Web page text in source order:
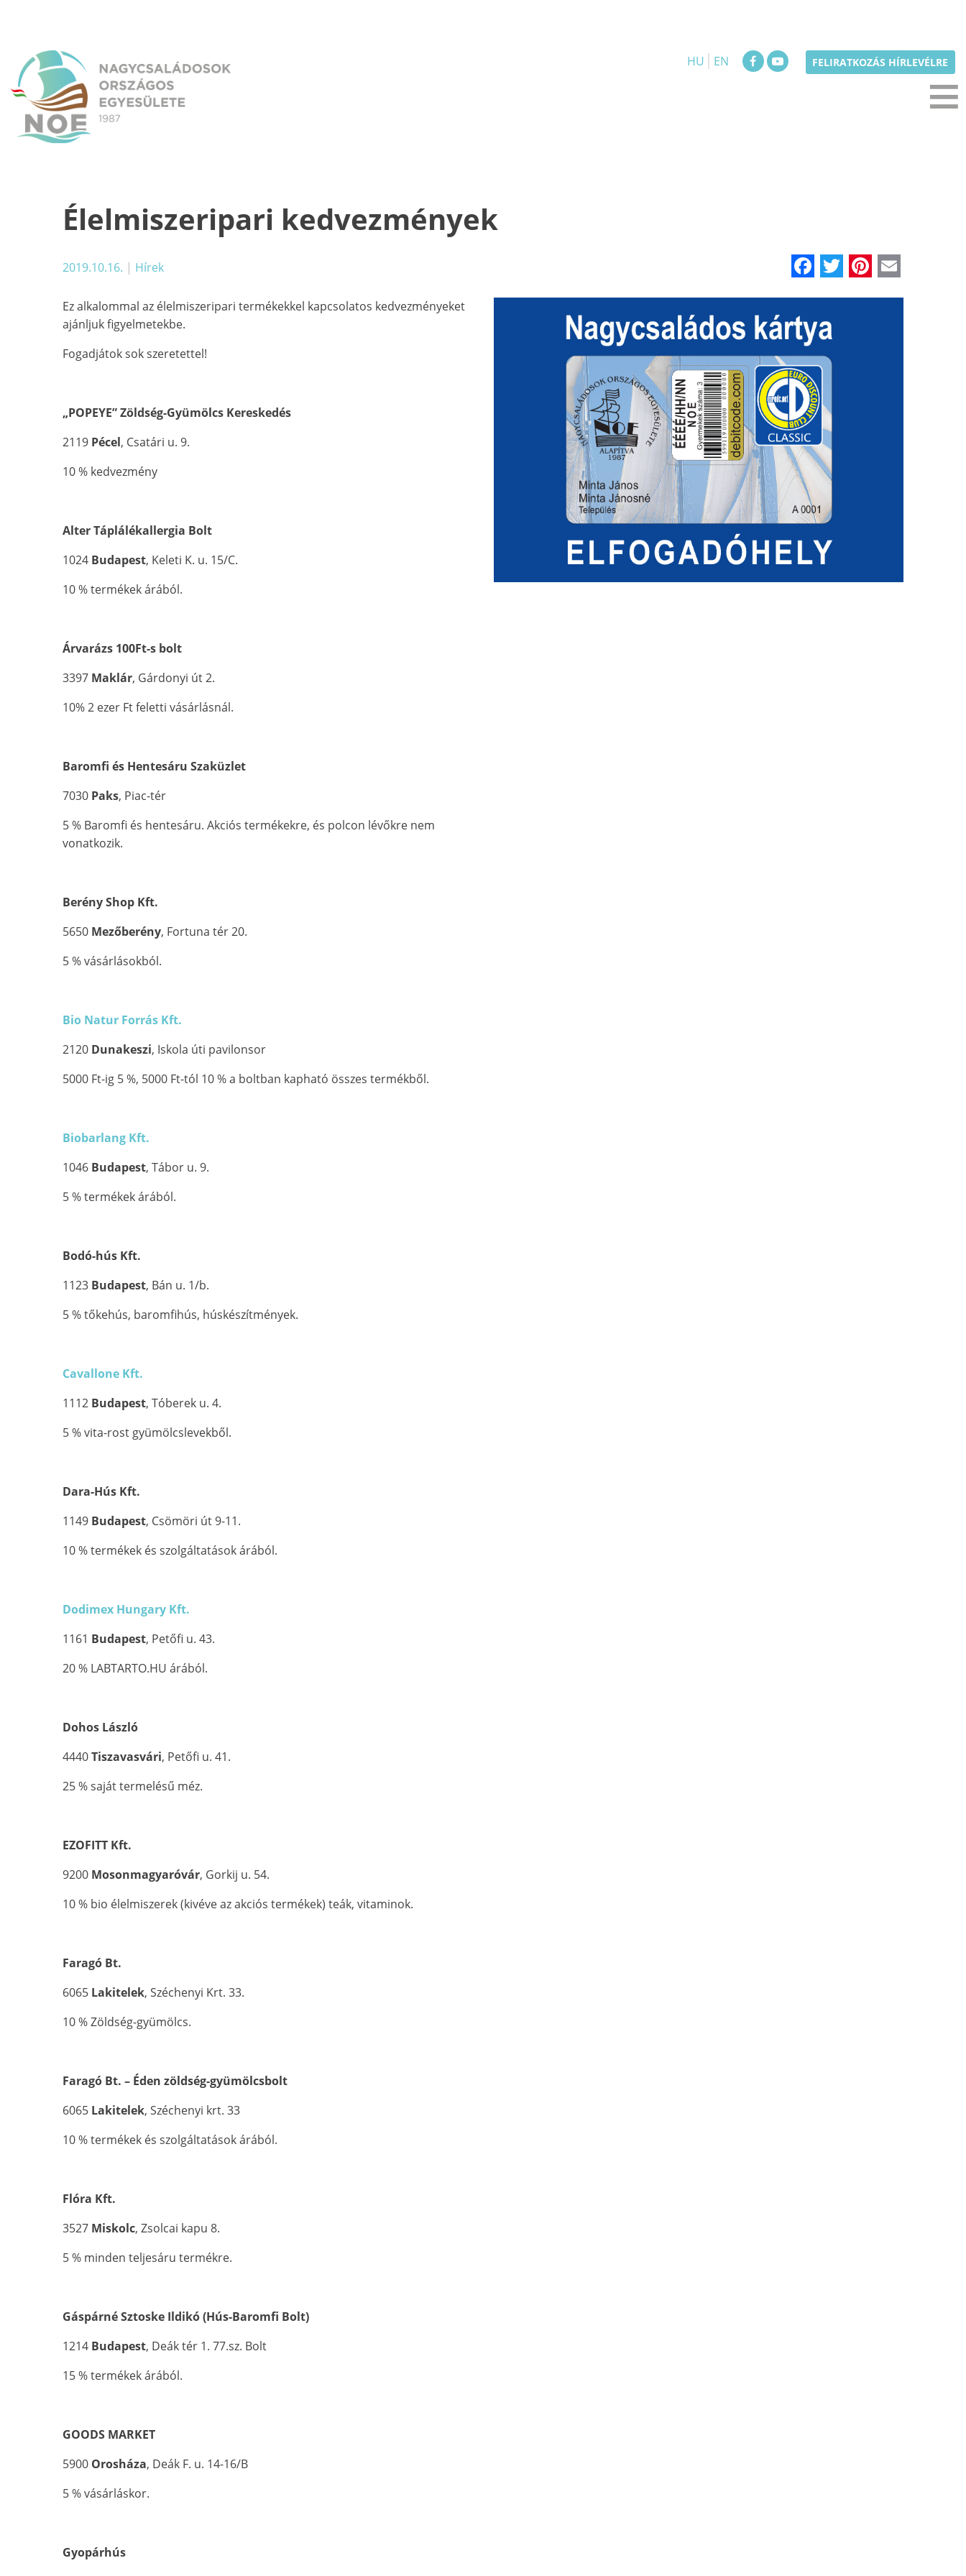
HU EN FELIRATKOZÁS HÍRLEVÉLRE
≡
Élelmiszeripari kedvezmények
2019.10.16. | Hírek Facebook
Twitter
Ez alkalommal az élelmiszeripari termékekkel kapcsolatos kedvezményeket
ajánljuk figyelmetekbe.
Fogadjátok sok szeretettel!
„POPEYE” Zöldség-Gyümölcs Kereskedés
2119 Pécel, Csatári u. 9.
10 % kedvezmény
Alter Táplálékallergia Bolt
1024 Budapest, Keleti K. u. 15/C.
10 % termékek árából.
Árvarázs 100Ft-s bolt
3397 Maklár, Gárdonyi út 2.
10% 2 ezer Ft feletti vásárlásnál.
Baromfi és Hentesáru Szaküzlet
7030 Paks, Piac-tér
5 % Baromfi és hentesáru. Akciós termékekre, és polcon lévőkre nem
vonatkozik.
Berény Shop Kft.
5650 Mezőberény, Fortuna tér 20.
5 % vásárlásokból.
Bio Natur Forrás Kft.
2120 Dunakeszi, Iskola úti pavilonsor
5000 Ft-ig 5 %, 5000 Ft-tól 10 % a boltban kapható összes termékből.
Biobarlang Kft.
1046 Budapest, Tábor u. 9.
5 % termékek árából.
Bodó-hús Kft.
1123 Budapest, Bán u. 1/b.
5 % tőkehús, baromfihús, húskészítmények.
Cavallone Kft.
1112 Budapest, Tóberek u. 4.
5 % vita-rost gyümölcslevekből.
Dara-Hús Kft.
1149 Budapest, Csömöri út 9-11.
10 % termékek és szolgáltatások árából.
Dodimex Hungary Kft.
1161 Budapest, Petőfi u. 43.
20 % LABTARTO.HU árából.
Dohos László
4440Tiszavasvári, Petőfi u. 41.
25 % saját termelésű méz.
EZOFITT Kft.
9200 Mosonmagyaróvár, Gorkij u. 54.
10 % bio élelmiszerek (kivéve az akciós termékek) teák, vitaminok.
Faragó Bt.
6065 Lakitelek, Széchenyi Krt. 33.
10 % Zöldség-gyümölcs.
Faragó Bt. – Éden zöldség-gyümölcsbolt
6065 Lakitelek, Széchenyi krt. 33
10 % termékek és szolgáltatások árából.
Flóra Kft.
3527 Miskolc, Zsolcai kapu 8.
5 % minden teljesáru termékre.
Gáspárné Sztoske Ildikó (Hús-Baromfi Bolt)
1214 Budapest, Deák tér 1. 77.sz. Bolt
15 % termékek árából.
GOODS MARKET
5900 Orosháza, Deák F. u. 14-16/B
5 % vásárláskor.
Gyopárhús